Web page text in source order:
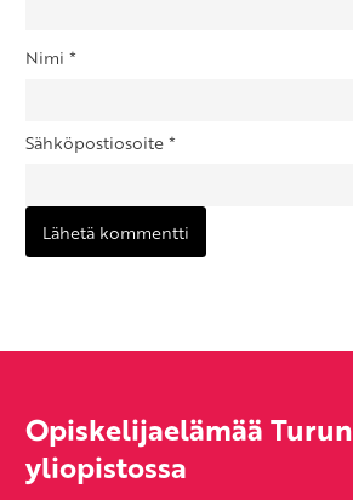
Nimi *
Sähköpostiosoite*
Opiskelijaelämää Turun
yliopistossa